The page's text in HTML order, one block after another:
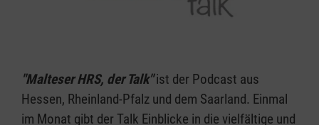
"Malteser HRS, der Talk"ist der Podcast aus
Hessen, Rheinland-Pfalz und dem Saarland. Einmal
im Monat gibt der Talk Einblicke in die vielfältige und